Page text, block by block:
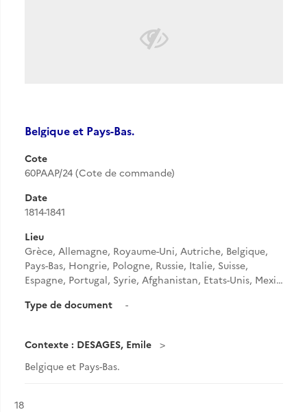
Belgique et Pays-Bas.
Cote
60PAAP/24 (Cote de commande)
Date
1814-1841
Lieu
Grèce, Allemagne, Royaume-Uni, Autriche, Belgique,
Pays-Bas, Hongrie, Pologne, Russie, Italie, Suisse,
Espagne, Portugal, Syrie, Afghanistan, Etats-Unis, Mexi…
Type de document
-
Contexte : DESAGES, Emile
Belgique et Pays-Bas.
Résultat n°
18